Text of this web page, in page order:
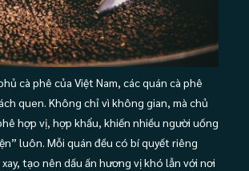
cà phê của Việt Nam, các quán cà phê
quen. Không chỉ vì không gian, mà chủ
hợp vị, hợp khẩu, khiến nhiều người uống
luôn. Mỗi quán đều có bí quyết riêng
tạo nên dấu ấn hương vị khó lẫn với nơi